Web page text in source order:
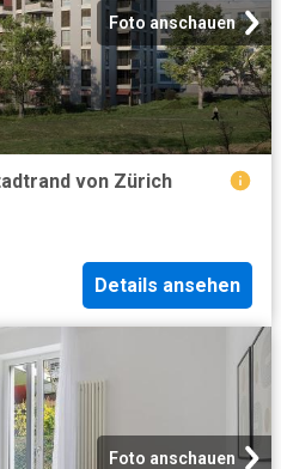
Foto anschauen
von Zürich
Details ansehen
Foto anschauen